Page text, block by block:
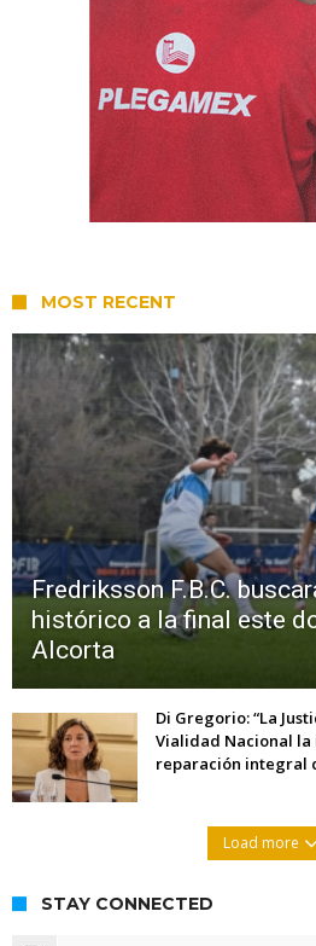
MOST RECENT
Fredriksson F.B.C.
histórico a la final este
Alcorta
Di Gregorio: “La
Vialidad Nacional
reparación integral
Load more
STAY CONNECTED